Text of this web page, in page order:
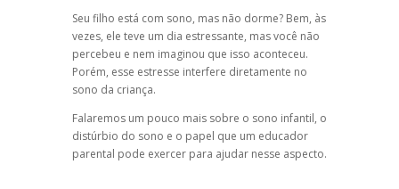
Seu filho está com sono, mas não dorme? Bem, às
vezes, ele teve um dia estressante, mas você não
percebeu e nem imaginou que isso aconteceu.
Porém, esse estresse interfere diretamente no
sono da criança.
Falaremos um pouco mais sobre o sono infantil, o
distúrbio do sono e o papel que um educador
parental pode exercer para ajudar nesse aspecto.